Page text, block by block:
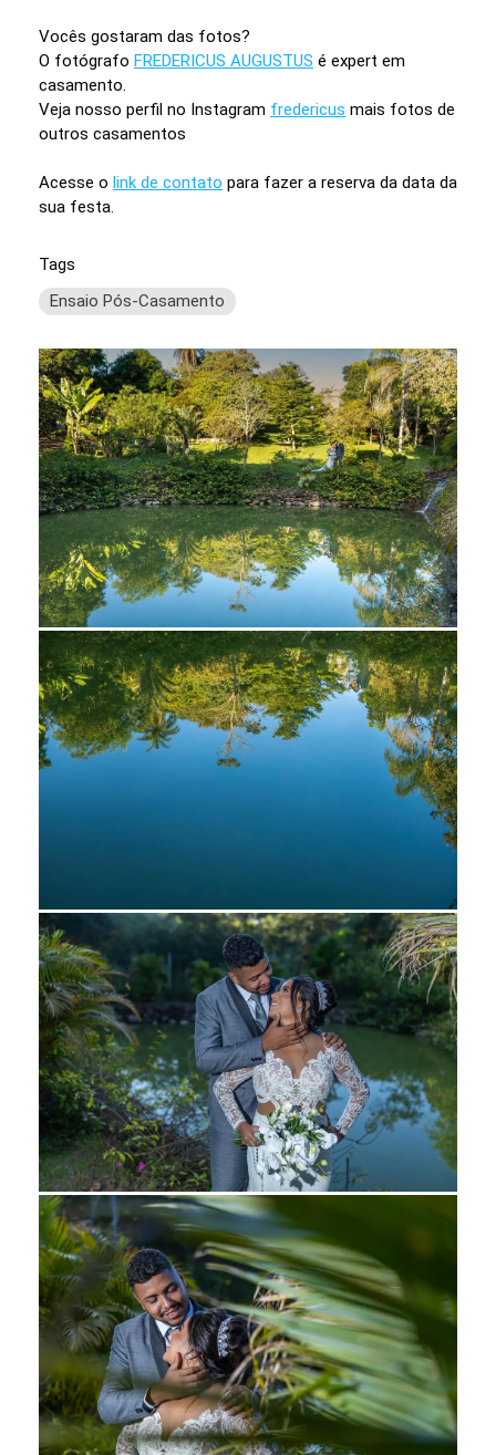
Vocês gostaram das fotos?
O fotógrafo FREDERICUS AUGUSTUS é expert em
casamento.
Veja nosso perfil no Instagram fredericus mais fotos de
outros casamentos
Acesse o link de contato para fazer a reserva da data da
sua festa.
Tags
Ensaio Pós-Casamento